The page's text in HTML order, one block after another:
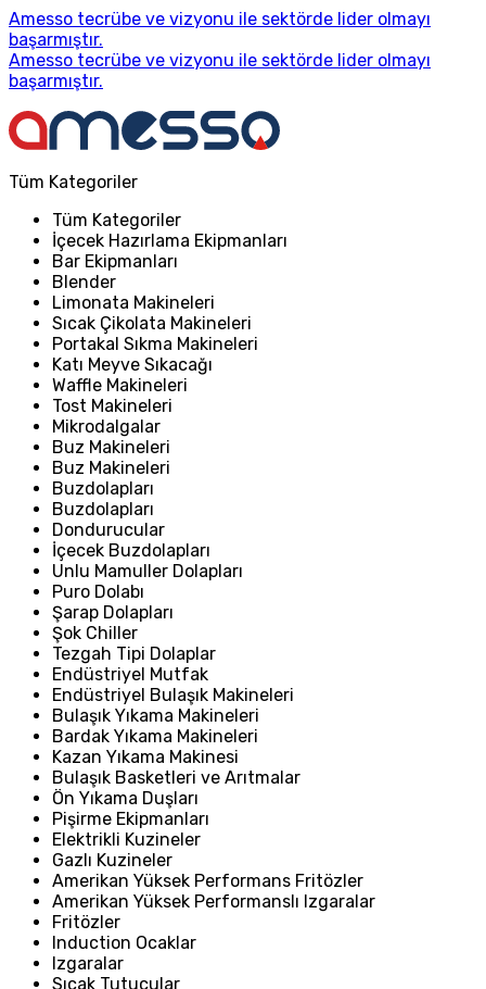
Amesso tecrübe ve vizyonu ile sektörde lider olmayı
başarmıştır.
Amesso tecrübe ve vizyonu ile sektörde lider olmayı
başarmıştır.
Tüm Kategoriler
Tüm Kategoriler
İçecek Hazırlama Ekipmanları
Bar Ekipmanları
Blender
Limonata Makineleri
Sıcak Çikolata Makineleri
Portakal Sıkma Makineleri
Katı Meyve Sıkacağı
Waffle Makineleri
Tost Makineleri
Mikrodalgalar
Buz Makineleri
Buz Makineleri
Buzdolapları
Buzdolapları
Dondurucular
İçecek Buzdolapları
Unlu Mamuller Dolapları
Puro Dolabı
Şarap Dolapları
Şok Chiller
Tezgah Tipi Dolaplar
Endüstriyel Mutfak
Endüstriyel Bulaşık Makineleri
Bulaşık Yıkama Makineleri
Bardak Yıkama Makineleri
Kazan Yıkama Makinesi
Bulaşık Basketleri ve Arıtmalar
Ön Yıkama Duşları
Pişirme Ekipmanları
Elektrikli Kuzineler
Gazlı Kuzineler
Amerikan Yüksek Performans Fritözler
Amerikan Yüksek Performanslı Izgaralar
Fritözler
Induction Ocaklar
Izgaralar
Sıcak Tutucular